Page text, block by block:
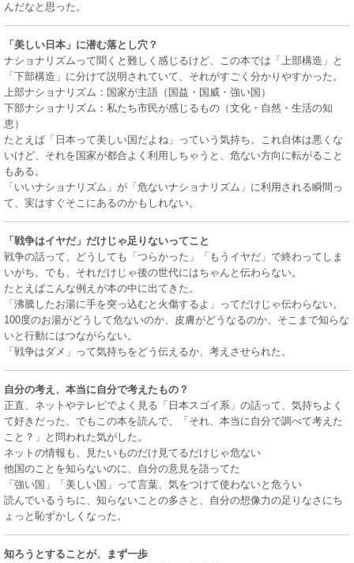
んだなと思った。
「美しい日本」に潜む落とし穴？
ナショナリズムって聞くと難しく感じるけど、この本では「上部構造」と
「下部構造」に分けて説明されていて、それがすごく分かりやすかった。
上部ナショナリズム：国家が主語（国益・国威・強い国）
下部ナショナリズム：私たち市民が感じるもの（文化・自然・生活の知
恵）
たとえば「日本って美しい国だよね」っていう気持ち。これ自体は悪くな
いけど、それを国家が都合よく利用しちゃうと、危ない方向に転がること
もある。
「いいナショナリズム」が「危ないナショナリズム」に利用される瞬間っ
て、実はすぐそこにあるのかもしれない。
「戦争はイヤだ」だけじゃ足りないってこと
戦争の話って、どうしても「つらかった」「もうイヤだ」で終わってしま
いがち。でも、それだけじゃ後の世代にはちゃんと伝わらない。
たとえばこんな例えが本の中に出てきた。
「沸騰したお湯に手を突っ込むと火傷するよ」ってだけじゃ伝わらない。
100度のお湯がどうして危ないのか、皮膚がどうなるのか、そこまで知らな
いと行動にはつながらない。
「戦争はダメ」って気持ちをどう伝えるか、考えさせられた。
自分の考え、本当に自分で考えたもの？
正直、ネットやテレビでよく見る「日本スゴイ系」の話って、気持ちよく
て好きだった。でもこの本を読んで、「それ、本当に自分で調べて考えた
こと？」と問われた気がした。
ネットの情報も、見たいものだけ見てるだけじゃ危ない
他国のことを知らないのに、自分の意見を語ってた
「強い国」「美しい国」って言葉、気をつけて使わないと危うい
読んでいるうちに、知らないことの多さと、自分の想像力の足りなさにち
ょっと恥ずかしくなった。
知ろうとすることが、まず一歩